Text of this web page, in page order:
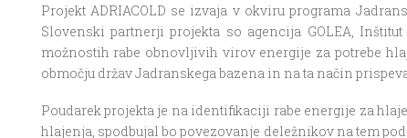
Projekt ADRIACOLD se izvaja v okviru programa
Slovenski partnerji projekta so agencija GOLEA,
možnostih rabe obnovljivih virov energije za potrebe
območju držav Jadranskega bazena in na ta način
Poudarek projekta je na identifikaciji rabe energije za
hlajenja, spodbujal bo povezovanje deležnikov na tem